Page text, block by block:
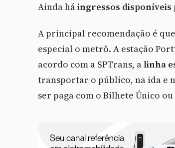
Ainda háingressos disponíveis
A principal recomendação é
especial o metrô. A estação
acordo com a SPTrans, alinha
transportar o público, na ida e
ser paga com o Bilhete Único